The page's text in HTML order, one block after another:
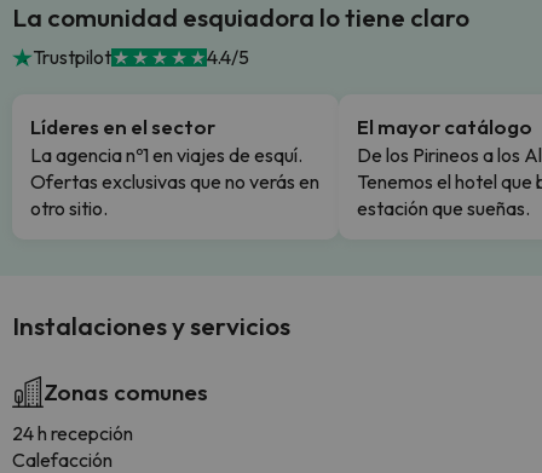
La comunidad esquiadora lo tiene claro
Trustpilot 4.4/5
Líderes en el sector
La agencia nº1 en viajes de esquí.
Ofertas exclusivas que no verás en
otro sitio.
El mayor catálogo
De los Pirineos a los
Tenemos el hotel que
estación que sueñas.
Instalaciones y servicios
Zonas comunes
24 h recepción
Calefacción